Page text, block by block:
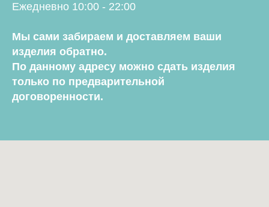
Ежедневно 10:00 - 22:00
Мы сами забираем и доставляем ваши
изделия обратно.
По данному адресу можно сдать изделия
только по предварительной
договоренности.